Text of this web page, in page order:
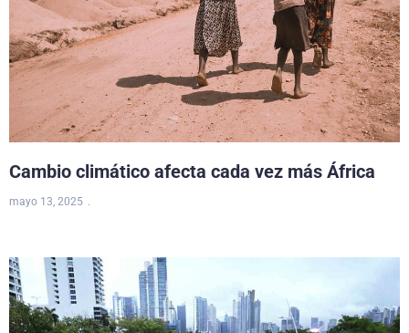
Cambio climático afecta cada vez más África
mayo 13, 2025